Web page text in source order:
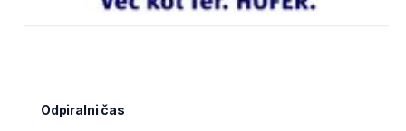
Odpiralni čas